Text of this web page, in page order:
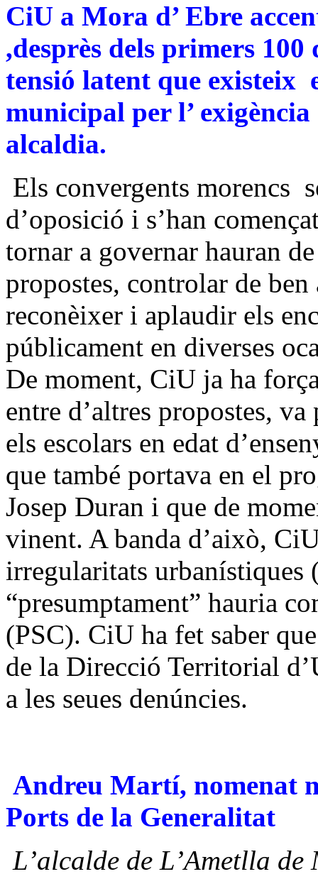
CiU a Mora d’ Ebre
,desprès dels primers
tensió latent que existeix
municipal per l’
alcaldia.
Els convergents morencs
d’oposició i s’han
tornar a governar hauran
propostes, controlar de
reconèixer i aplaudir els
públicament en diverses
De moment, CiU ja ha
entre d’altres propostes,
els escolars en edat
que també portava en el
Josep Duran i que de
vinent. A banda d’això,
irregularitats urbanístiques
“presumptament” hauria
(PSC). CiU ha fet saber
de la Direcció Territorial
a les seues denúncies.
Andreu Martí, nomenat
Ports de la Generalitat
L’alcalde de L’Ametlla